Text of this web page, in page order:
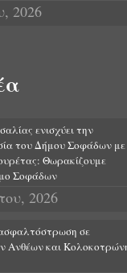
2026
ενισχύει την
του Δήμου Σοφάδων με
Θωρακίζουμε
Σοφάδων
2026
σε
Ανθέων και